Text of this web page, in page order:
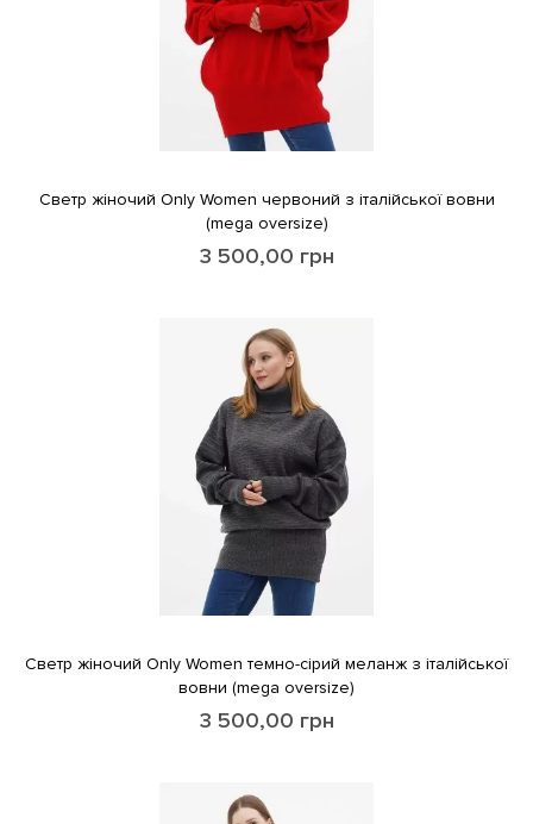
Светр жіночий Only Women червоний з італійської вовни
(mega oversize)
3 500,00 грн
Светр жіночий Only Women темно-сірий меланж з італійської
вовни (mega oversize)
3 500,00 грн